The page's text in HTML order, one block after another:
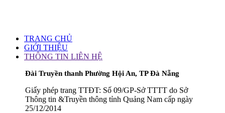
TRANG CHỦ
GIỚI THIỆU
THÔNG TIN LIÊN HỆ
Đài Truyền thanh Phường Hội An, TP Đà Nẵng
Giấy phép trang TTĐT: Số 09/GP-Sở TTTT do Sở
Thông tin &Truyền thông tỉnh Quảng Nam cấp ngày
25/12/2014